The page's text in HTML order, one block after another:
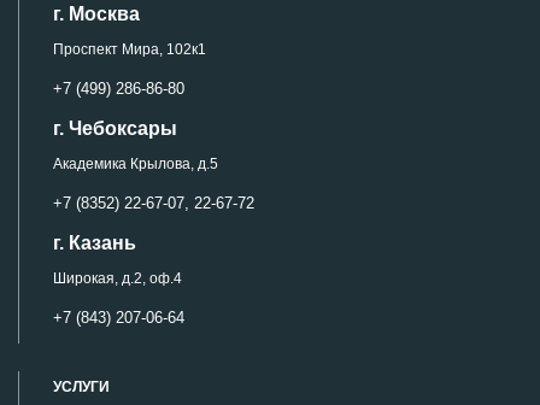
г. Москва
Проспект Мира, 102к1
+7 (499) 286-86-80
г. Чебоксары
Академика Крылова, д.5
+7 (8352) 22-67-07, 22-67-72
г. Казань
Широкая, д.2, оф.4
+7 (843) 207-06-64
УСЛУГИ